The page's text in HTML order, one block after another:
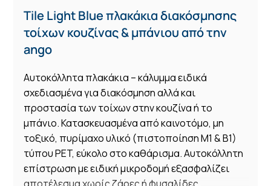
Tile Light Blue πλακάκια διακόσμησης
τοίχων κουζίνας & μπάνιου από την
ango
Αυτοκόλλητα πλακάκια – κάλυμμα ειδικά
σχεδιασμένα για διακόσμηση αλλά και
προστασία των τοίχων στην κουζίνα ή το
μπάνιο. Κατασκευασμένα από καινοτόμο, μη
τοξικό, πυρίμαχο υλικό (πιστοποίηση Μ1 & Β1)
τύπου PET, εύκολο στο καθάρισμα. Αυτοκόλλητη
επίστρωση με ειδική μικροδομή εξασφαλίζει